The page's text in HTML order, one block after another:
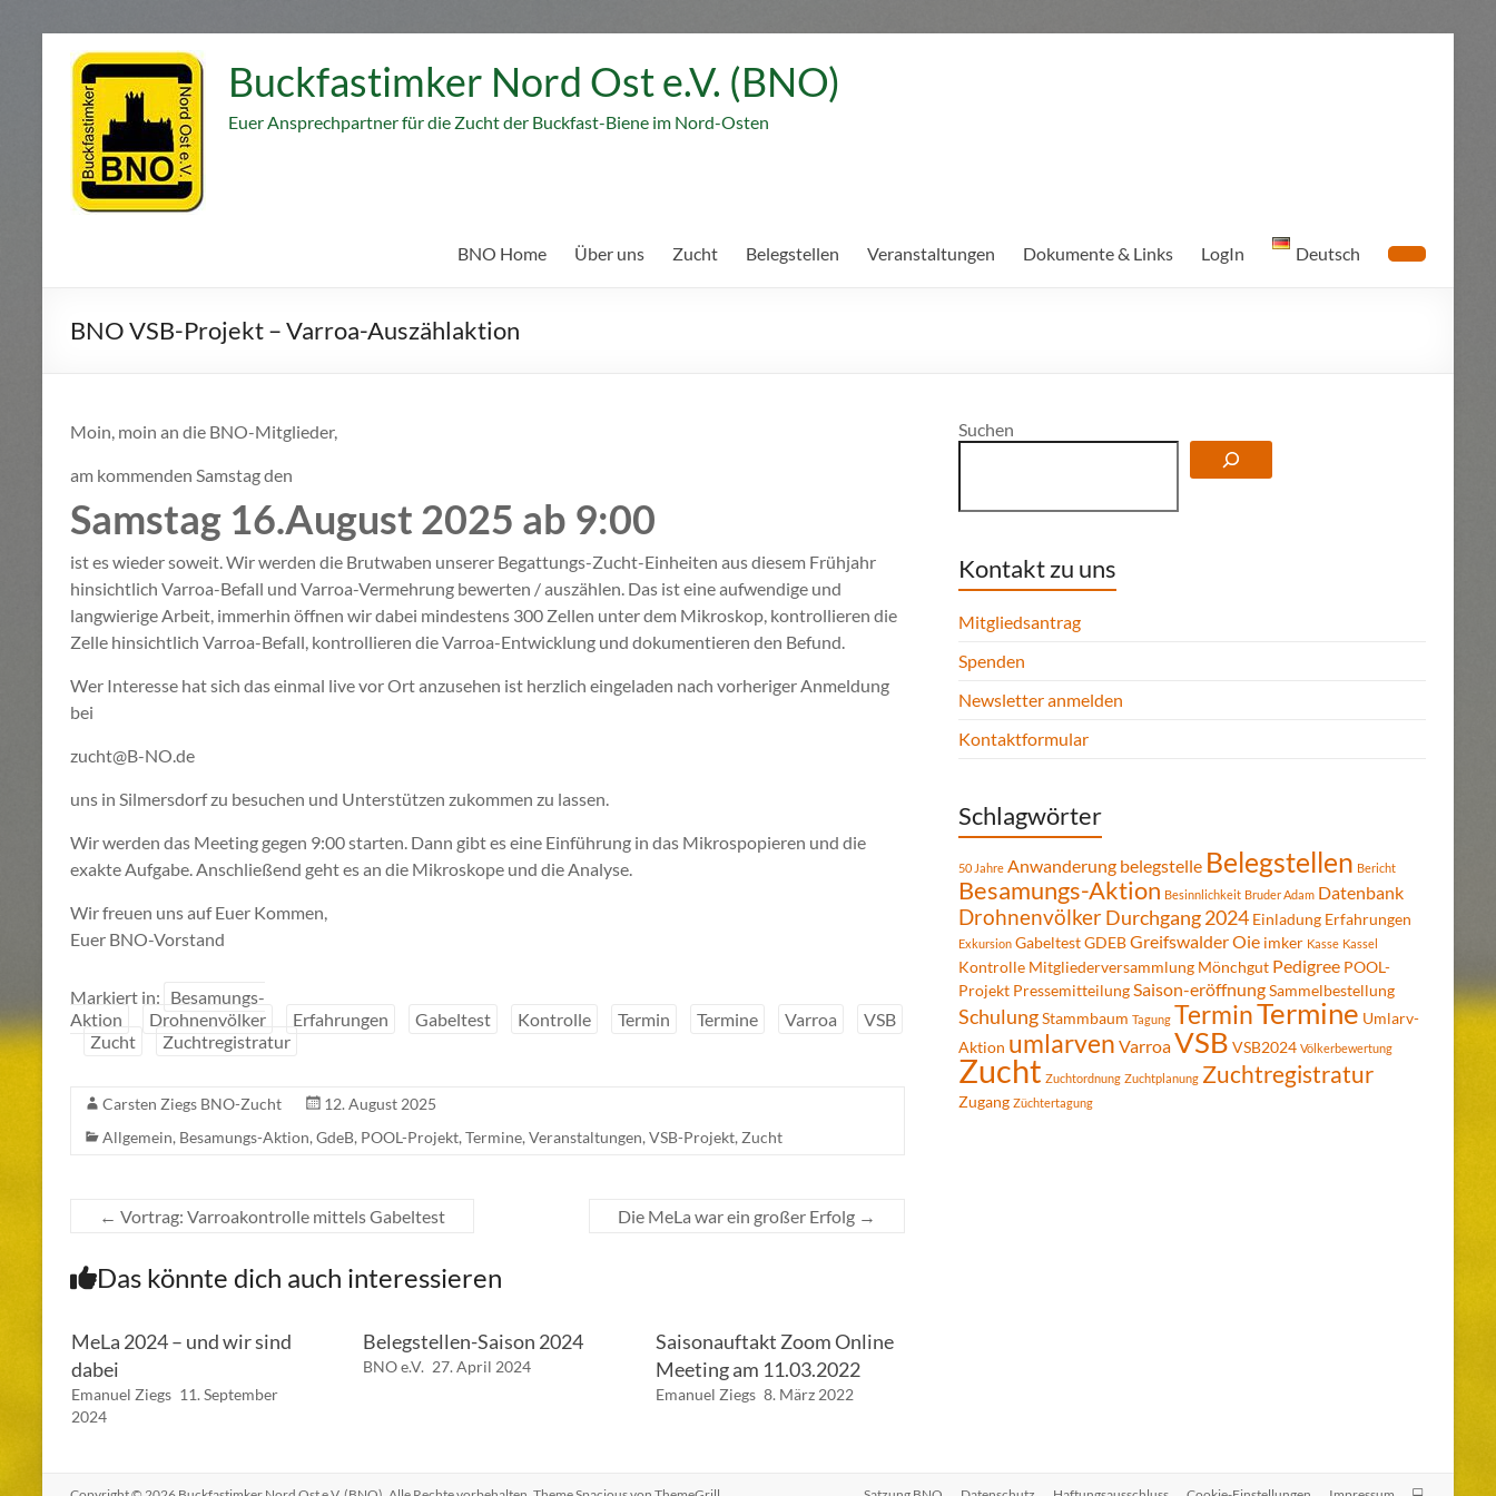
Inhalt
springen
Buckfastimker Nord Ost e.V. (BNO)
Euer Ansprechpartner für die Zucht der Buckfast-Biene im Nord-Osten
BNO Home Über uns Zucht Belegstellen Veranstaltungen Dokumente & Links LogIn Deutsch
BNO VSB-Projekt – Varroa-Auszählaktion
Moin, moin an die BNO-Mitglieder,
am kommenden Samstag den
Samstag 16.August 2025 ab 9:00
ist es wieder soweit. Wir werden die Brutwaben unserer Begattungs-Zucht-Einheiten aus diesem Frühjahr
hinsichtlich Varroa-Befall und Varroa-Vermehrung bewerten / auszählen. Das ist eine aufwendige und
langwierige Arbeit, immerhin öffnen wir dabei mindestens 300 Zellen unter dem Mikroskop, kontrollieren die
Zelle hinsichtlich Varroa-Befall, kontrollieren die Varroa-Entwicklung und dokumentieren den Befund.
Wer Interesse hat sich das einmal live vor Ort anzusehen ist herzlich eingeladen nach vorheriger Anmeldung
bei
zucht@B-NO.de
uns in Silmersdorf zu besuchen und Unterstützen zukommen zu lassen.
Wir werden das Meeting gegen 9:00 starten. Dann gibt es eine Einführung in das Mikrospopieren und die
exakte Aufgabe. Anschließend geht es an die Mikroskope und die Analyse.
Wir freuen uns auf Euer Kommen,
Euer BNO-Vorstand
Markiert in: Besamungs-
Aktion
Drohnenvölker Erfahrungen Gabeltest Kontrolle Termin Termine Varroa
VSB
Zucht
Zuchtregistratur
Carsten Ziegs BNO-Zucht
12. August 2025
Allgemein, Besamungs-Aktion, GdeB, POOL-Projekt, Termine, Veranstaltungen, VSB-Projekt, Zucht
← Vortrag: Varroakontrolle mittels Gabeltest Die MeLa war ein großer Erfolg →
Das könnte dich auch interessieren
MeLa 2024 – und wir sind
dabei
Emanuel Ziegs 11. September
2024
Belegstellen-Saison 2024
BNO e.V. 27. April 2024
Saisonauftakt Zoom Online
Meeting am 11.03.2022
Emanuel Ziegs 8. März 2022
Suchen
Kontakt zu uns
Mitgliedsantrag
Spenden
Newsletter anmelden
Kontaktformular
Schlagwörter
50 Jahre Anwanderung belegstelle Belegstellen Bericht
Besamungs-Aktion Besinnlichkeit Bruder Adam Datenbank
DrohnenvölkerDurchgang 2024 Einladung Erfahrungen
Exkursion GabeltestGDEBGreifswalder Oie imker Kasse Kassel
Kontrolle Mitgliederversammlung Mönchgut Pedigree POOL-
Projekt PressemitteilungSaison-eröffnungSammelbestellung
SchulungStammbaum Tagung TerminTermine Umlarv-
Aktion umlarven VarroaVSB VSB2024 Völkerbewertung
Zucht Zuchtordnung Zuchtplanung Zuchtregistratur
Zugang Züchtertagung